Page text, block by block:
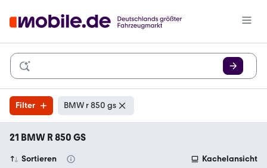
Filter BMW r 850 gs
21 BMW R 850 GS
Sortieren Kachelansicht